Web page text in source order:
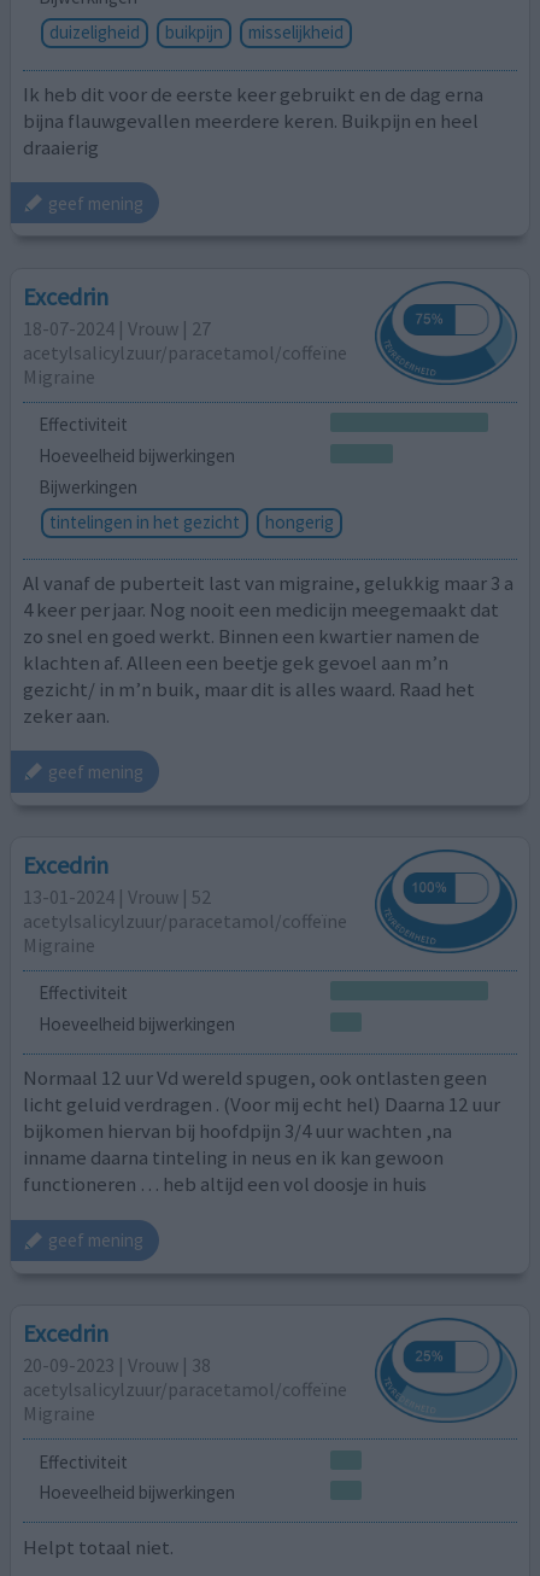
duizeligheid
buikpijn misselijkheid
Ik heb dit voor de eerste keer gebruikt en de dag erna
bijna flauwgevallen meerdere keren. Buikpijn en heel
draaierig
geef mening
Excedrin
18-07-2024 | Vrouw | 27
acetylsalicylzuur/paracetamol/coffeïne
Migraine
Effectiviteit
Hoeveelheid bijwerkingen
Bijwerkingen
tintelingen in het gezicht
hongerig
Al vanaf de puberteit last van migraine, gelukkig maar 3 a
4 keer per jaar. Nog nooit een medicijn meegemaakt dat
zo snel en goed werkt. Binnen een kwartier namen de
klachten af. Alleen een beetje gek gevoel aan m’n
gezicht/ in m’n buik, maar dit is alles waard. Raad het
zeker aan.
geef mening
Excedrin
13-01-2024 | Vrouw | 52
acetylsalicylzuur/paracetamol/coffeïne
Migraine
Effectiviteit
Hoeveelheid bijwerkingen
Normaal 12 uur Vd wereld spugen, ook ontlasten geen
licht geluid verdragen . (Voor mij echt hel) Daarna 12 uur
bijkomen hiervan bij hoofdpijn 3/4 uur wachten ,na
inname daarna tinteling in neus en ik kan gewoon
functioneren … heb altijd een vol doosje in huis
geef mening
Excedrin
20-09-2023 | Vrouw | 38
acetylsalicylzuur/paracetamol/coffeïne
Migraine
Effectiviteit
Hoeveelheid bijwerkingen
Helpt totaal niet.